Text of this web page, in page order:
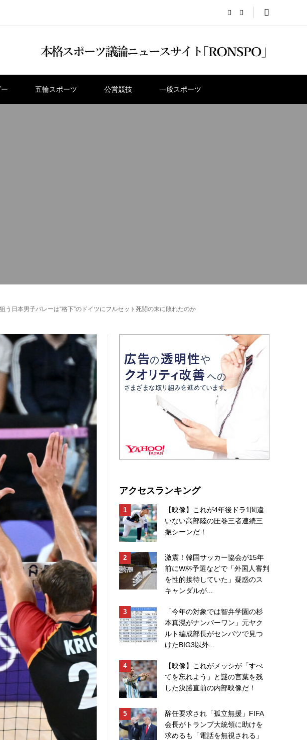
五輪スポーツ 公営競技 一般スポーツ
日本男子バレーは“格下”のドイツにフルセット死闘の末に敗れたのか
アクセスランキング
【映像】これが4年後ドラ1間違
いない高部陸の圧巻三者連続三
振シーンだ！
激震！韓国サッカー協会が15年
前にW杯予選などで「外国人審判
を性的接待していた」疑惑のス
キャンダルが...
「今年の対象では智弁学園の杉
本真滉がナンバーワン」元ヤク
ルト編成部長がセンバツで見つ
けたBIG3以外...
【映像】これがメッシが「すべ
てを忘れよう」と謎の言葉を残
した決勝直前の内部映像だ！
辞任要求され「孤立無援」FIFA
会長がトランプ大統領に助けを
求めるも「電話を無視される」